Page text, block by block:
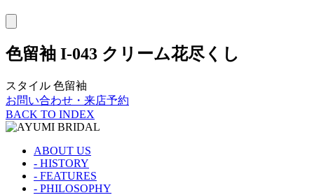
色留袖 I-043 クリーム花尽くし
スタイル 色留袖
お問い合わせ・来店予約
BACK TO INDEX
ABOUT US
- HISTORY
- FEATURES
- PHILOSOPHY